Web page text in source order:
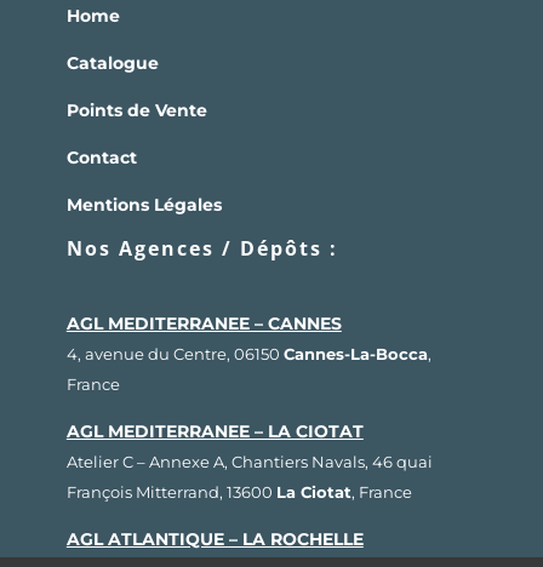
Home
Catalogue
Points de Vente
Contact
Mentions Légales
Nos Agences / Dépôts :
AGL MEDITERRANEE – CANNES
4, avenue du Centre, 06150 Cannes-La-Bocca,
France
AGL MEDITERRANEE – LA CIOTAT
Atelier C – Annexe A, Chantiers Navals, 46 quai
François Mitterrand, 13600 La Ciotat, France
AGL ATLANTIQUE – LA ROCHELLE